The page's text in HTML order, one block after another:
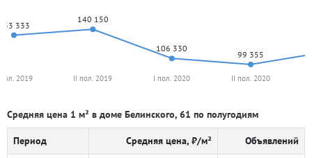
333
140 150
106 330
99 355
2019 II пол. 2019 I пол. 2020 II пол. 2020
Средняя цена 1 м² в доме Белинского, 61 по полугодиям
Период Средняя цена, ₽/м² Объявлений